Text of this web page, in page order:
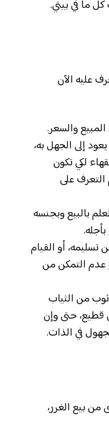
ما في بيتي.
عليه الآن
والسعر.
إلى الجهل به،
لكي تكون
على
بالبيع وبجنسه
أو القيام
عدم التمكن من
ثوب من الثياب
قطيع، حتى وإن
في الذات.
بيع الغرر،